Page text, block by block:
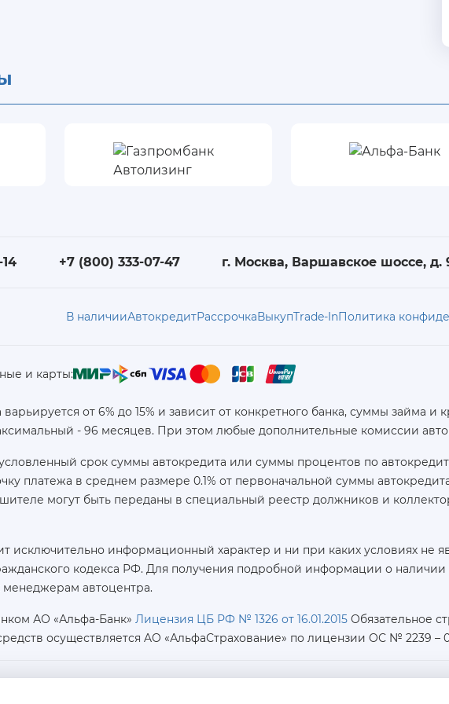
+7 (800) 333-07-47 г. Москва, Варшавское шоссе, д.
В наличииАвтокредитРассрочкаВыкупTrade-InПолитика
и карты:
варьируется от 6% до 15% и зависит от конкретного банка, суммы
- 96 месяцев. При этом любые дополнительные комиссии
срок суммы автокредита или суммы процентов по
платежа в среднем размере 0.1% от первоначальной суммы
могут быть переданы в специальный реестр должников и
исключительно информационный характер и ни при каких условиях не
кодекса РФ. Для получения подробной информации о наличии
менеджерам автоцентра.
АО «Альфа-Банк» Лицензия ЦБ РФ № 1326 от 16.01.2015 Обязательное
осуществляется AO «АльфаСтрахование» по лицензии ОС № 2239 –